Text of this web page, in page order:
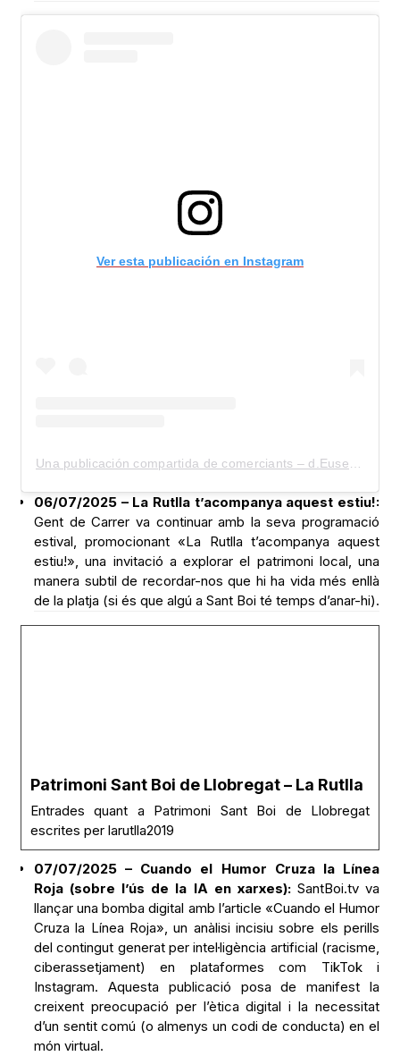
Ver esta publicación en Instagram
Una publicación compartida de comerciants – d.Eusebi Güell (@comerciants_d.eusebiguell)
06/07/2025 – La Rutlla t’acompanya aquest estiu!:
Gent de Carrer va continuar amb la seva programació
estival, promocionant «La Rutlla t’acompanya aquest
estiu!», una invitació a explorar el patrimoni local, una
manera subtil de recordar-nos que hi ha vida més enllà
de la platja (si és que algú a Sant Boi té temps d’anar-hi).
Patrimoni Sant Boi de Llobregat – La Rutlla
Entrades quant a Patrimoni Sant Boi de Llobregat
escrites per larutlla2019
07/07/2025 – Cuando el Humor Cruza la Línea
Roja (sobre l’ús de la IA en xarxes):SantBoi.tv va
llançar una bomba digital amb l’article «Cuando el Humor
Cruza la Línea Roja», un anàlisi incisiu sobre els perills
del contingut generat per intel·ligència artificial (racisme,
ciberassetjament) en plataformes com TikTok i
Instagram. Aquesta publicació posa de manifest la
creixent preocupació per l’ètica digital i la necessitat
d’un sentit comú (o almenys un codi de conducta) en el
món virtual.